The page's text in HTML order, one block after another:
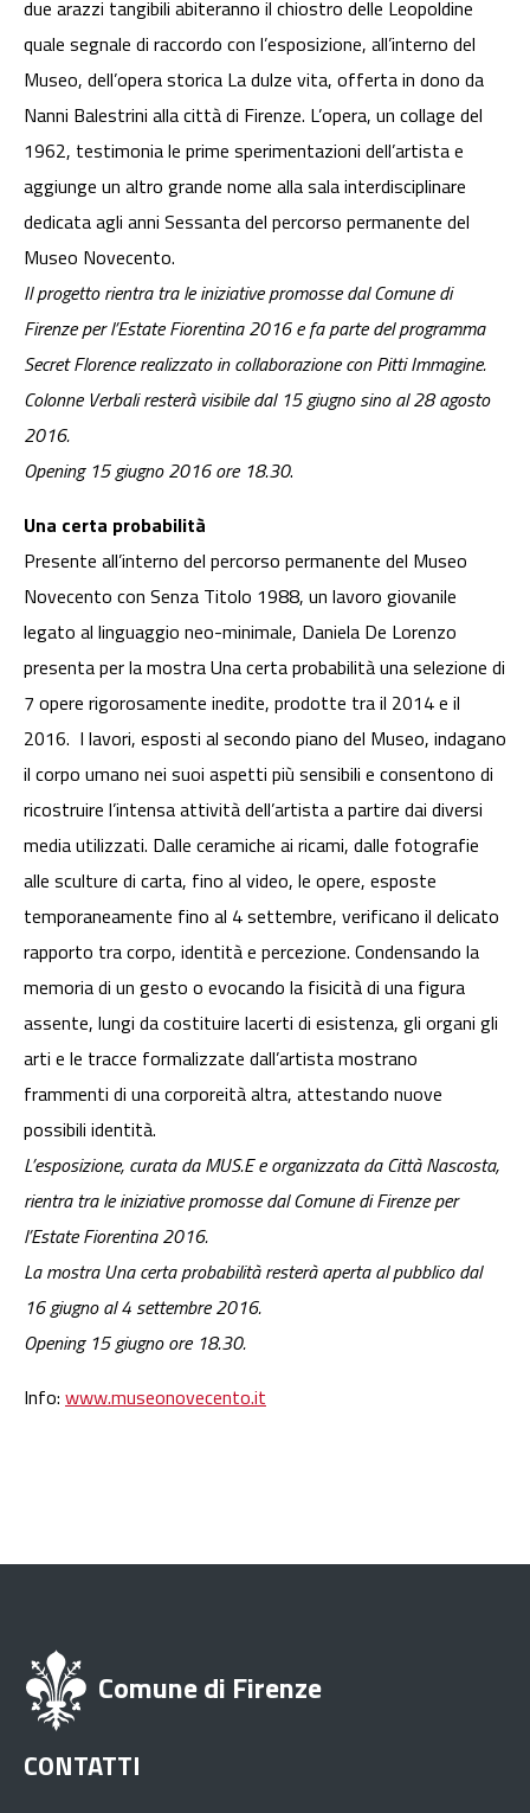
due arazzi tangibili abiteranno il chiostro delle Leopoldine
quale segnale di raccordo con l’esposizione, all’interno del
Museo, dell’opera storica La dulze vita, offerta in dono da
Nanni Balestrini alla città di Firenze. L’opera, un collage del
1962, testimonia le prime sperimentazioni dell’artista e
aggiunge un altro grande nome alla sala interdisciplinare
dedicata agli anni Sessanta del percorso permanente del
Museo Novecento.
Il progetto rientra tra le iniziative promosse dal Comune di
Firenze per l’Estate Fiorentina 2016 e fa parte del programma
Secret Florence realizzato in collaborazione con Pitti Immagine.
Colonne Verbali resterà visibile dal 15 giugno sino al 28 agosto
2016.
Opening 15 giugno 2016 ore 18.30.
Una certa probabilità
Presente all’interno del percorso permanente del Museo
Novecento con Senza Titolo 1988, un lavoro giovanile
legato al linguaggio neo-minimale, Daniela De Lorenzo
presenta per la mostra Una certa probabilità una selezione di
7 opere rigorosamente inedite, prodotte tra il 2014 e il
2016. I lavori, esposti al secondo piano del Museo, indagano
il corpo umano nei suoi aspetti più sensibili e consentono di
ricostruire l’intensa attività dell’artista a partire dai diversi
media utilizzati. Dalle ceramiche ai ricami, dalle fotografie
alle sculture di carta, fino al video, le opere, esposte
temporaneamente fino al 4 settembre, verificano il delicato
rapporto tra corpo, identità e percezione. Condensando la
memoria di un gesto o evocando la fisicità di una figura
assente, lungi da costituire lacerti di esistenza, gli organi gli
arti e le tracce formalizzate dall’artista mostrano
frammenti di una corporeità altra, attestando nuove
possibili identità.
L’esposizione, curata da MUS.E e organizzata da Città Nascosta,
rientra tra le iniziative promosse dal Comune di Firenze per
l’Estate Fiorentina 2016.
La mostra Una certa probabilità resterà aperta al pubblico dal
16 giugno al 4 settembre 2016.
Opening 15 giugno ore 18.30.
Info: www.museonovecento.it
Comune di Firenze
CONTATTI